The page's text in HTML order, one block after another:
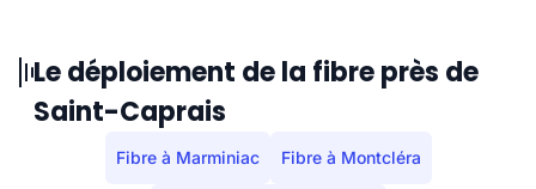
Le déploiement de la fibre près de
Saint-Caprais
Fibre à Marminiac Fibre à Montcléra